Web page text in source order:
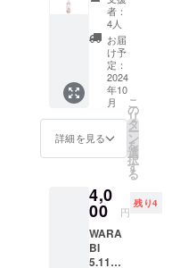
イスで
もお楽
しみい
ただけ
ます。
わらび
ちゃん
のあま
は、
2023年
TENAS
HI
Selecti
on」
「埼玉
然な甘
さをご
堪能い
ただけ
ます。
暑かっ
たり体
調不良
食欲が
ない場
補給で
きま
は冷や
した
酒「直
実 特
別本醸
造 あ
ぶらび
オリジ
ナルブ
ルーボ
トル
720ml
社が権
田酒造
お願い
して製
のう
ち、い
ずれか1
本 送
料込み
およ
び オ
リジナ
ルシー
ル・お
ページ
へのお
名前掲
載。 埼
玉県産
ル 770
ｇボト
ル 1
本 送
料込
み お
よび
オリジ
ナル
シー
ル・お
礼状・
ホーム
ページ
へのお
名前掲
載。 埼
玉県産
者：
4人
お届
け予
定：
2024
年10
月
詳細を見る
こ
の
リ
タ
ー
ン
を
選
択
す
る
4,0
00 円
残り4
WARA
BI
5.11